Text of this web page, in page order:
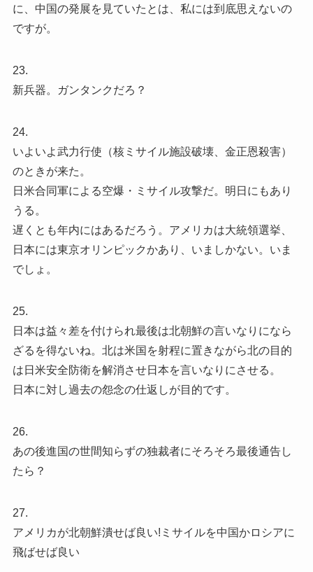
に、中国の発展を見ていたとは、私には到底思えないの
ですが。
23.
新兵器。ガンタンクだろ？
24.
いよいよ武力行使（核ミサイル施設破壊、金正恩殺害）
のときが来た。
日米合同軍による空爆・ミサイル攻撃だ。明日にもあり
うる。
遅くとも年内にはあるだろう。アメリカは大統領選挙、
日本には東京オリンピックかあり、いましかない。いま
でしょ。
25.
日本は益々差を付けられ最後は北朝鮮の言いなりになら
ざるを得ないね。北は米国を射程に置きながら北の目的
は日米安全防衛を解消させ日本を言いなりにさせる。
日本に対し過去の怨念の仕返しが目的です。
26.
あの後進国の世間知らずの独裁者にそろそろ最後通告し
たら？
27.
アメリカが北朝鮮潰せば良い!ミサイルを中国かロシアに
飛ばせば良い